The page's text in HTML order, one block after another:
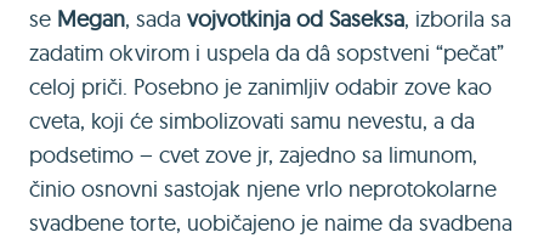
se Megan, sada vojvotkinja od Saseksa, izborila sa
zadatim okvirom i uspela da dâ sopstveni “pečat”
celoj priči. Posebno je zanimljiv odabir zove kao
cveta, koji će simbolizovati samu nevestu, a da
podsetimo – cvet zove jr, zajedno sa limunom,
činio osnovni sastojak njene vrlo neprotokolarne
svadbene torte, uobičajeno je naime da svadbena